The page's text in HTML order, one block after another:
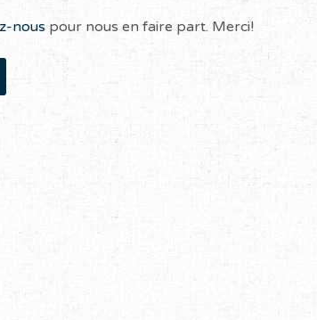
nous pour nous en faire part. Merci!